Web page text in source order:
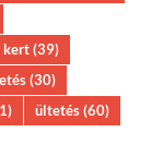
kert(39)
(30)
ültetés(60)